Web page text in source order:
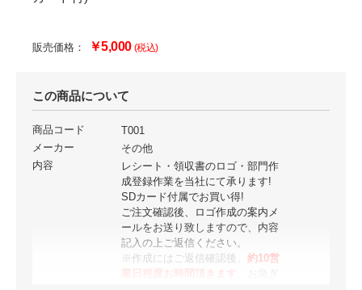
販売価格： ￥5,000 (税込)
この商品について
商品コード
T001
メーカー
その他
内容
レシート・領収書のロゴ・部門作
成登録作業を当社にて承ります!
SDカード付属でお買い得!
ご注文確認後、ロゴ作成の案内メ
ールをお送り致しますので、内容
記入の上ご返信ください。
※作成にはご返信確認後、約10営
業日程度お時間頂きます